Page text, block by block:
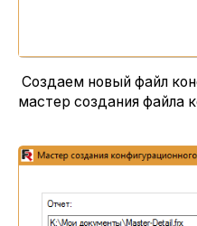
Создаем новый файл
мастер создания файла